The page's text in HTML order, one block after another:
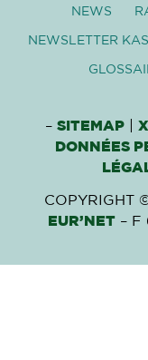
NEWS
NEWSLETTER
– SITEMAP|
DONNÉES
COPYRIGHT
EUR’NET – F